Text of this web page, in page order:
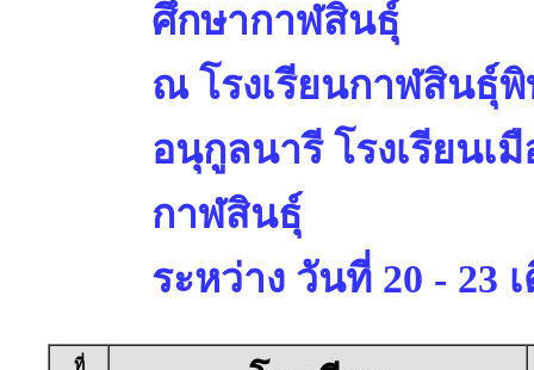
ศึกษากาฬสินธุ์
ณ โรงเรียนกาฬสินธุ์พิ
อนุกูลนารี โรงเรียนเ
กาฬสินธุ์
ระหว่าง วันที่ 20 - 23
ที่